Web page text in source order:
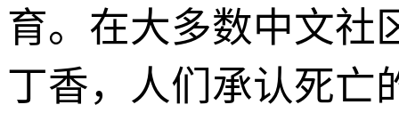
育。在大多数中文社
丁香，人们承认死亡